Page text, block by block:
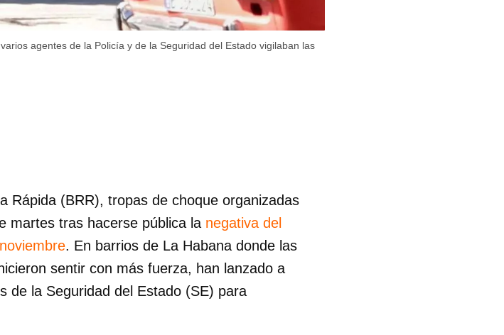
agentes de la Policía y de la Seguridad del Estado vigilaban las
Rápida (BRR), tropas de choque organizadas
martes tras hacerse pública la negativa del
. En barrios de La Habana donde las
sentir con más fuerza, han lanzado a
de la Seguridad del Estado (SE) para